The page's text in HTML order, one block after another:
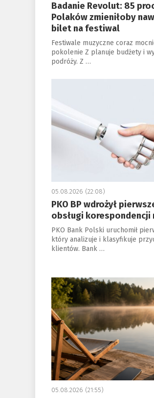
Badanie Revolut: 85
Polaków zmieniłoby
bilet na festiwal
Festiwale muzyczne coraz
pokolenie Z planuje budżety i
podróży. Z …
a
05.08.2026 (22:08)
PKO BP wdrożył
obsługi korespondencji
PKO Bank Polski uruchomił
który analizuje i klasyfikuje
klientów. Bank …
a
05.08.2026 (21:55)